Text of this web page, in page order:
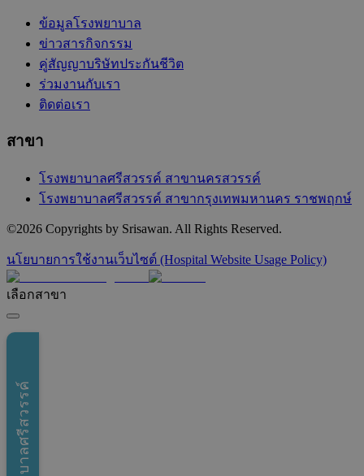
ข้อมูลโรงพยาบาล
ข่าวสารกิจกรรม
คู่สัญญาบริษัทประกันชีวิต
ร่วมงานกับเรา
ติดต่อเรา
สาขา
โรงพยาบาลศรีสวรรค์ สาขานครสวรรค์
โรงพยาบาลศรีสวรรค์ สาขากรุงเทพมหานคร ราชพฤกษ์
©2026 Copyrights by Srisawan. All Rights Reserved.
นโยบายการใช้งานเว็บไซต์ (Hospital Website Usage Policy)
เลือกสาขา